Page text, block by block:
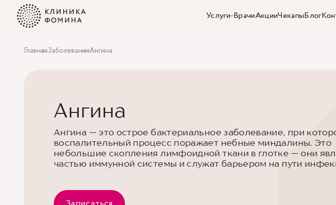
Услуги ВрачиАкцииЧекапыБлог
ГлавнаяЗаболеванияАнгина
Ангина
Ангина — это острое бактериальное заболевание, при
воспалительный процесс поражает небные миндалины. Это
небольшие скопления лимфоидной ткани в глотке — они
частью иммунной системы и служат барьером на пути